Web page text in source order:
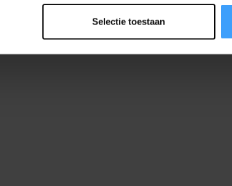
Selectie toestaan